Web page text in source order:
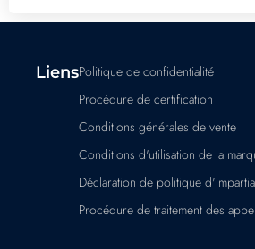
LiensPolitique de confidentialité
Procédure de certification
Conditions générales de vente
Conditions d'utilisation de la
Déclaration de politique
Procédure de traitement des